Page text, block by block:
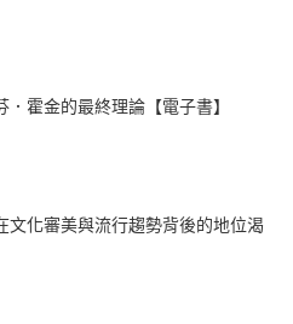
．霍金的最終理論【電子書】
文化審美與流行趨勢背後的地位渴